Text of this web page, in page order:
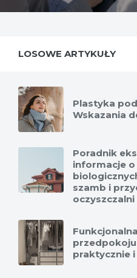
LOSOWE ARTYKUŁY
Plastyka
Wskazania
Poradnik
informacje
szamb i
przedpokoju
praktycznie